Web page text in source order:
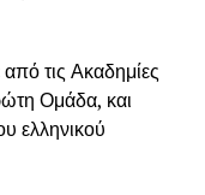
τις Ακαδημίες
Ομάδα, και
ελληνικού